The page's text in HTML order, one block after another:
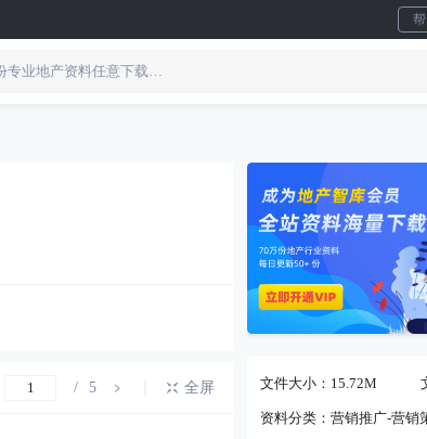
/ 5 全屏 文件大小：15.72M
资料分类：营销推广-营销